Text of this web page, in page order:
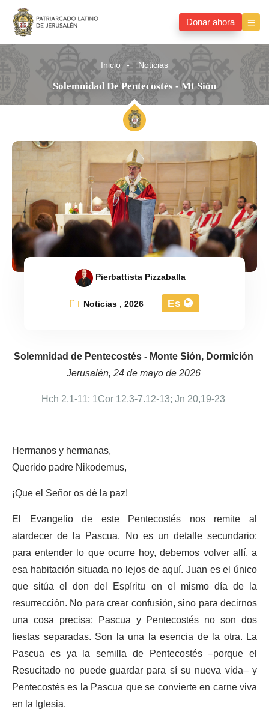
Donar ahora
Inicio Noticias
Solemnidad De Pentecostés - Mt Sión
Pierbattista Pizzaballa
Noticias,2026 Es
Solemnidad de Pentecostés - Monte Sión, Dormición
Jerusalén, 24 de mayo de 2026
Hch 2,1-11; 1Cor 12,3-7.12-13; Jn 20,19-23
Hermanos y hermanas,
Querido padre Nikodemus,
¡Que el Señor os dé la paz!
El Evangelio de este Pentecostés nos remite al
atardecer de la Pascua. No es un detalle secundario:
para entender lo que ocurre hoy, debemos volver allí, a
esa habitación situada no lejos de aquí. Juan es el único
que sitúa el don del Espíritu en el mismo día de la
resurrección. No para crear confusión, sino para decirnos
una cosa precisa: Pascua y Pentecostés no son dos
fiestas separadas. Son la una la esencia de la otra. La
Pascua es ya la semilla de Pentecostés –porque el
Resucitado no puede guardar para sí su nueva vida– y
Pentecostés es la Pascua que se convierte en carne viva
en la Iglesia.